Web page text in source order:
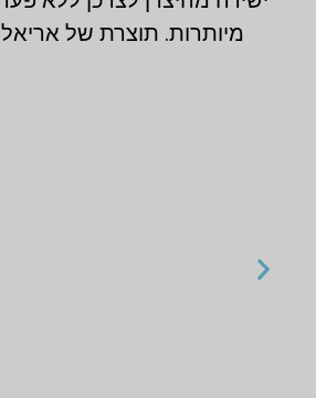
מיותרות. תוצרת של